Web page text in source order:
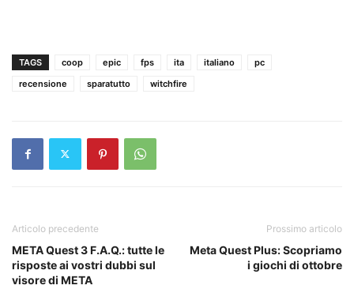
TAGS coop epic fps ita italiano
pc
recensione
sparatutto witchfire
Articolo precedente
META Quest 3 F.A.Q.: tutte le
risposte ai vostri dubbi sul
visore di META
Prossimo articolo
Meta Quest Plus: Scopriamo
i giochi di ottobre